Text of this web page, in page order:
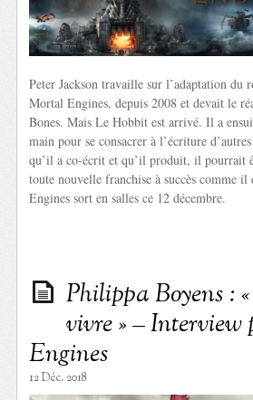
Peter Jackson travaille sur l’adaptation du
Mortal Engines, depuis 2008 et devait le
Bones. Mais Le Hobbit est arrivé. Il a
main pour se consacrer à l’écriture
qu’il a co-écrit et qu’il produit, il pourrait
toute nouvelle franchise à succès comme
Engines sort en salles ce 12 décembre.
Philippa Boyens :
vivre » –
Engines
12 Déc. 2018